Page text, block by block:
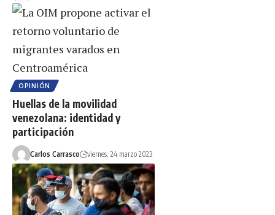
OPINIÓN
Huellas de la movilidad
venezolana: identidad y
participación
Carlos Carrasco viernes, 24 marzo 2023